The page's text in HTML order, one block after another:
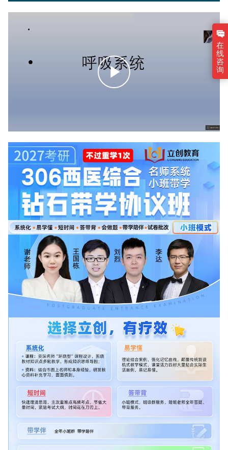
点
播
放
在
线
咨
询